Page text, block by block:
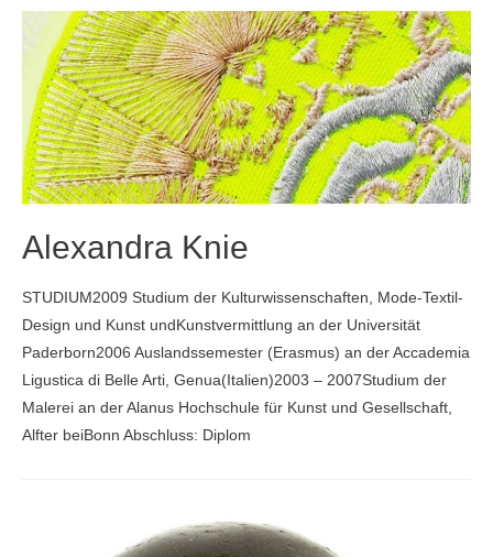
Nikolas
Schmid-
Pfähler
Alexandra Knie
STUDIUM2009 Studium der Kulturwissenschaften, Mode-Textil-
Design und Kunst undKunstvermittlung an der Universität
Paderborn2006 Auslandssemester (Erasmus) an der Accademia
Ligustica di Belle Arti, Genua(Italien)2003 – 2007Studium der
Malerei an der Alanus Hochschule für Kunst und Gesellschaft,
Alfter beiBonn Abschluss: Diplom